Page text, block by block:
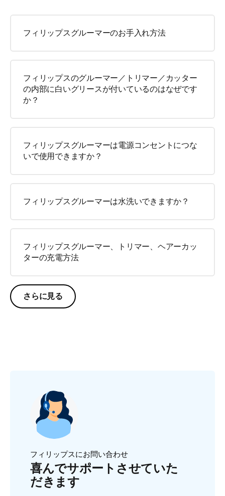
フィリップスグルーマーのお手入れ方法
フィリップスのグルーマー／トリマー／カッター
の内部に白いグリースが付いているのはなぜです
か？
フィリップスグルーマーは電源コンセントにつな
いで使用できますか？
フィリップスグルーマーは水洗いできますか？
フィリップスグルーマー、トリマー、ヘアーカッ
ターの充電方法
さらに見る
フィリップスにお問い合わせ
喜んでサポートさせていた
だきます